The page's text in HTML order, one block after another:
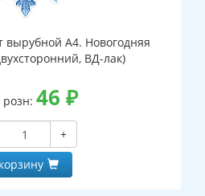
А4. Новогодняя
ВД-лак)
46 ₽
+